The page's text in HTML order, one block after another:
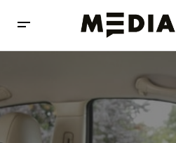
Jak zwiększyć swoją